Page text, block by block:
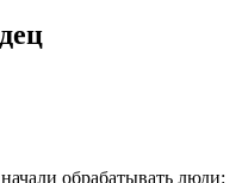
обрабатывать люди: